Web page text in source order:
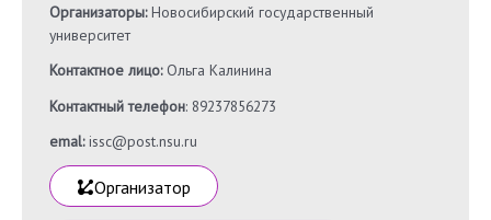
Организаторы:Новосибирский государственный
университет
Контактное лицо:Ольга Калинина
Контактный телефон: 89237856273
emal:issc@post.nsu.ru
Организатор